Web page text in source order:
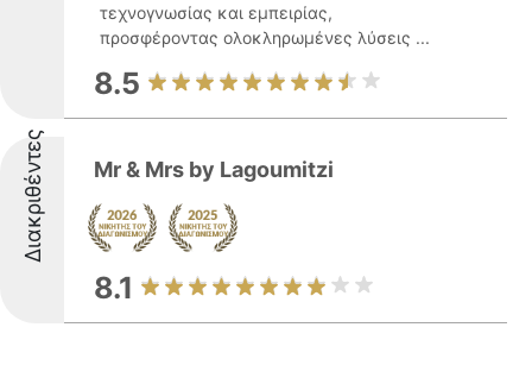
τεχνογνωσίας και εμπειρίας,
προσφέροντας ολοκληρωμένες λύσεις ...
8.5
Διακριθέντες Mr & Mrs by Lagoumitzi
8.1